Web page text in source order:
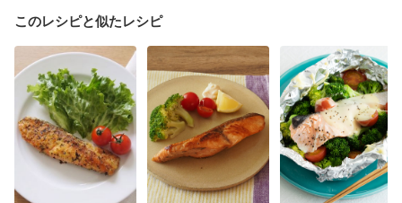
このレシピと似たレシピ